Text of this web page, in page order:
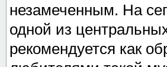
незамеченным. На
одной из
рекомендуется как